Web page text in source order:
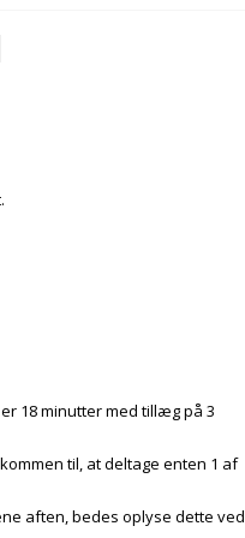
18 minutter med tillæg på 3
til, at deltage enten 1 af
aften, bedes oplyse dette ved